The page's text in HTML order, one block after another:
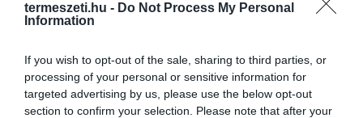
termeszeti.hu - Do Not Process My Personal
Information
If you wish to opt-out of the sale, sharing to third parties, or
processing of your personal or sensitive information for
targeted advertising by us, please use the below opt-out
section to confirm your selection. Please note that after your